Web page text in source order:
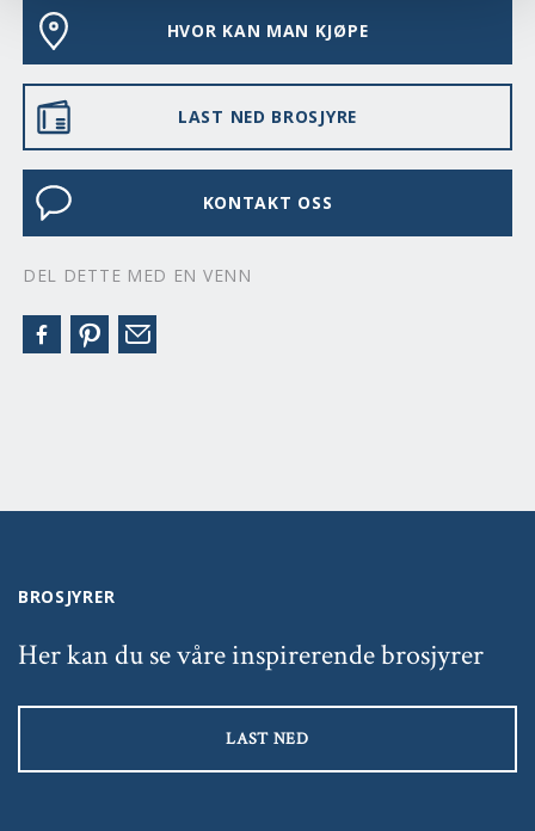
HVOR KAN MAN KJØPE
LAST NED BROSJYRE
KONTAKT OSS
DEL DETTE MED EN VENN
BROSJYRER
Her kan du se våre inspirerende brosjyrer
LAST NED